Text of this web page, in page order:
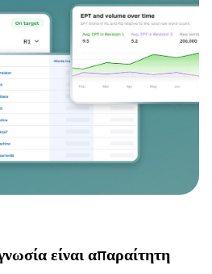
είναι απαραίτητη